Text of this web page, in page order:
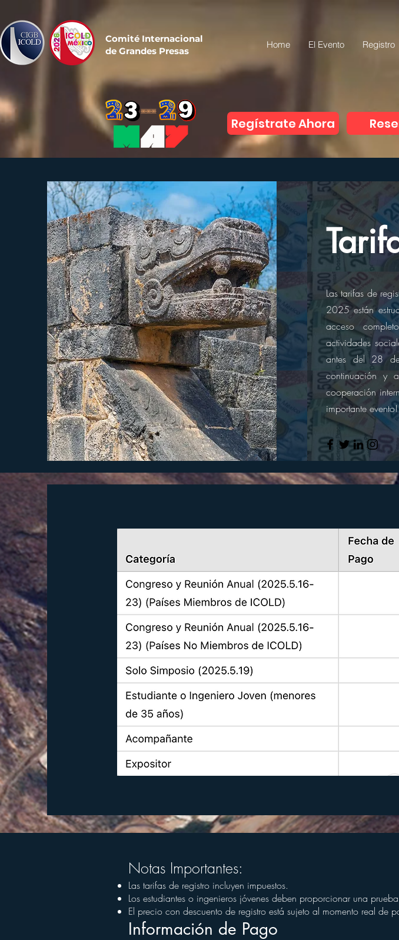
Comité Internacional
de Grandes Presas
Home El Evento Registro
Regístrate Ahora
Las tarifas de
2025 están
acceso
actividades
antes del 28
continuación y
cooperación
importante evento!
Notas Importantes:
Las tarifas de registro incluyen impuestos.
Los estudiantes o ingenieros jóvenes deben proporcionar una
El precio con descuento de registro está sujeto al momento real de
Información de Pago